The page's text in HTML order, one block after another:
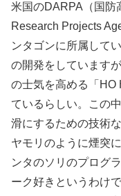
米国のDARPA（国防
Research Projects
ンタゴンに所属して
の開発をしています
の士気を高める「HO
ているらしい。この
滑にするための技術
ヤモリのように煙突
ンタのソリのプログ
ーク好きというわけ